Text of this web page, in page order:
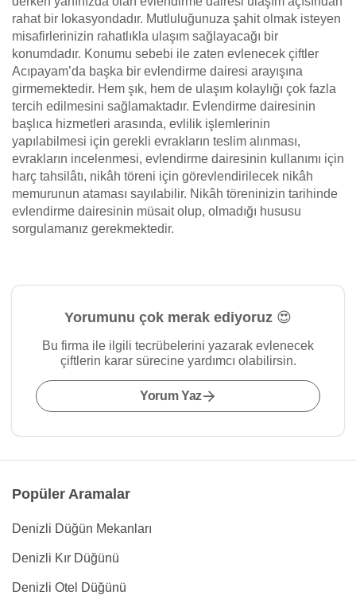
rahat bir lokasyondadır. Mutluluğunuza şahit olmak isteyen
misafirlerinizin rahatlıkla ulaşım sağlayacağı bir
konumdadır. Konumu sebebi ile zaten evlenecek çiftler
Acıpayam’da başka bir evlendirme dairesi arayışına
girmemektedir. Hem şık, hem de ulaşım kolaylığı çok fazla
tercih edilmesini sağlamaktadır. Evlendirme dairesinin
başlıca hizmetleri arasında, evlilik işlemlerinin
yapılabilmesi için gerekli evrakların teslim alınması,
evrakların incelenmesi, evlendirme dairesinin kullanımı için
harç tahsilâtı, nikâh töreni için görevlendirilecek nikâh
memurunun ataması sayılabilir. Nikâh töreninizin tarihinde
evlendirme dairesinin müsait olup, olmadığı hususu
sorgulamanız gerekmektedir.
Yorumunu çok merak ediyoruz 😍
Bu firma ile ilgili tecrübelerini yazarak evlenecek
çiftlerin karar sürecine yardımcı olabilirsin.
Yorum Yaz
Popüler Aramalar
Denizli Düğün Mekanları
Denizli Kır Düğünü
Denizli Otel Düğünü